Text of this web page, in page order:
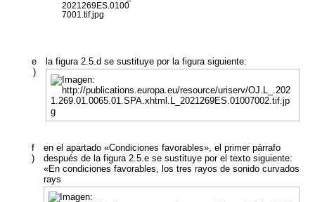
e
)
la figura 2.5.d se sustituye por la figura siguiente:
f
)
en el apartado «Condiciones favorables», el primer párrafo
después de la figura 2.5.e se sustituye por el texto siguiente:
«En condiciones favorables, los tres rayos de sonido curvados
rays